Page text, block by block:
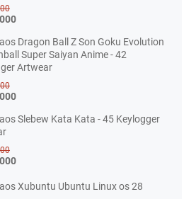
Dragon Ball Z Son Goku Evolution
Super Saiyan Anime - 42
Artwear
Slebew Kata Kata - 45 Keylogger
Xubuntu Ubuntu Linux os 28